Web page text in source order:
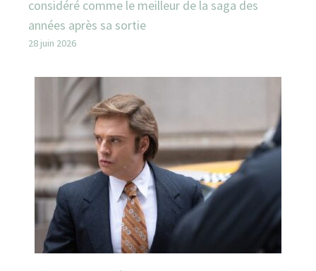
considéré comme le meilleur de la saga des
années après sa sortie
28 juin 2026